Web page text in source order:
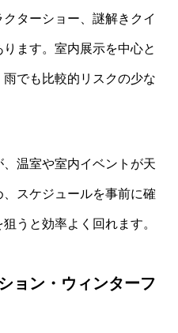
ターショー、謎解きクイ
ます。室内展示を中心と
でも比較的リスクの少な
温室や室内イベントが天
スケジュールを事前に確
うと効率よく回れます。
ョン・ウィンターフ